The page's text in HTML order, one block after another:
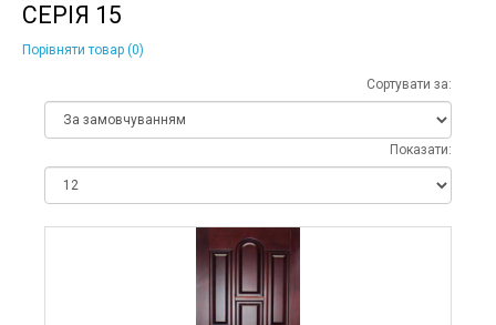
СЕРІЯ 15
Порівняти товар (0)
Сортувати за:
Показати: